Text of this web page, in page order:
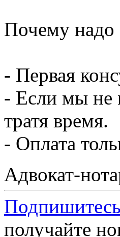
Почему надо
- Первая
- Если мы не
тратя время.
- Оплата
Адвокат-
получайте